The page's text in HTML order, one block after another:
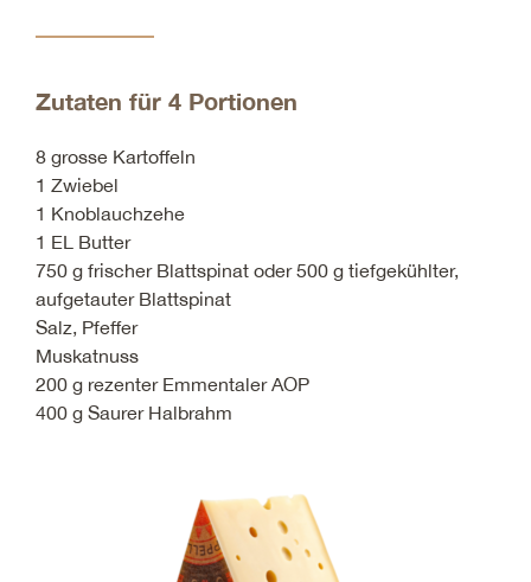
Zutaten für 4 Portionen
8 grosse Kartoffeln
1 Zwiebel
1 Knoblauchzehe
1 EL Butter
750 g frischer Blattspinat oder 500 g tiefgekühlter,
aufgetauter Blattspinat
Salz, Pfeffer
Muskatnuss
200 g rezenter Emmentaler AOP
400 g Saurer Halbrahm